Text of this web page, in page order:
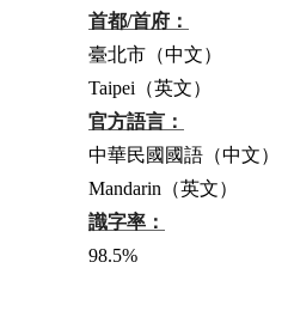
首都/首府：
臺北市（中文）
Taipei（英文）
官方語言：
中華民國國語（中文）
Mandarin（英文）
識字率：
98.5%